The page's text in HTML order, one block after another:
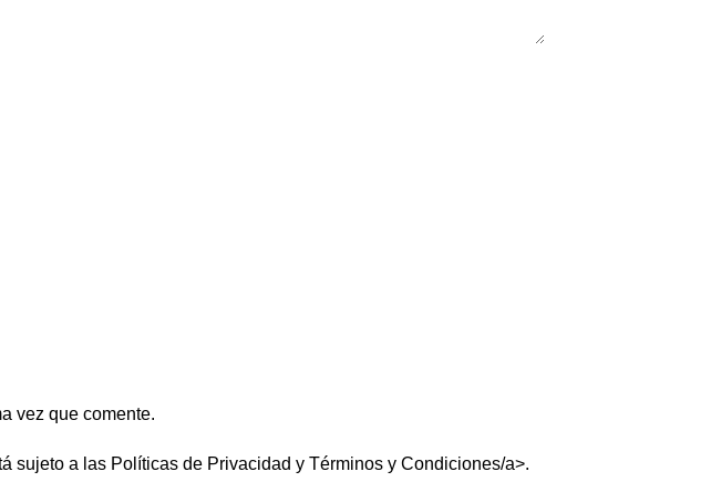
vez que comente.
sujeto a las Políticas de Privacidad y Términos y Condiciones/a>.